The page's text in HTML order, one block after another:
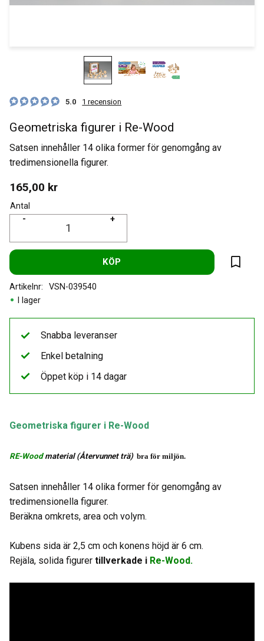
5.0 1 recension
Geometriska figurer i Re-Wood
Satsen innehåller 14 olika former för genomgång av
tredimensionella figurer.
165,00 kr
Antal
+
-
KÖP
Lägg
I lager
Artikelnr VSN-039540
Geometriska figurer i Re-Wood
RE-Woodmaterial (Återvunnet trä)bra för miljön.
Satsen innehåller 14 olika former för genomgång av
tredimensionella figurer.
Beräkna omkrets, area och volym.
Kubens sida är 2,5 cm och konens höjd är 6 cm.
Rejäla, solida figurer tillverkade i Re-Wood.
Snabba leveranser
Enkel betalning
Öppet köp i 14 dagar